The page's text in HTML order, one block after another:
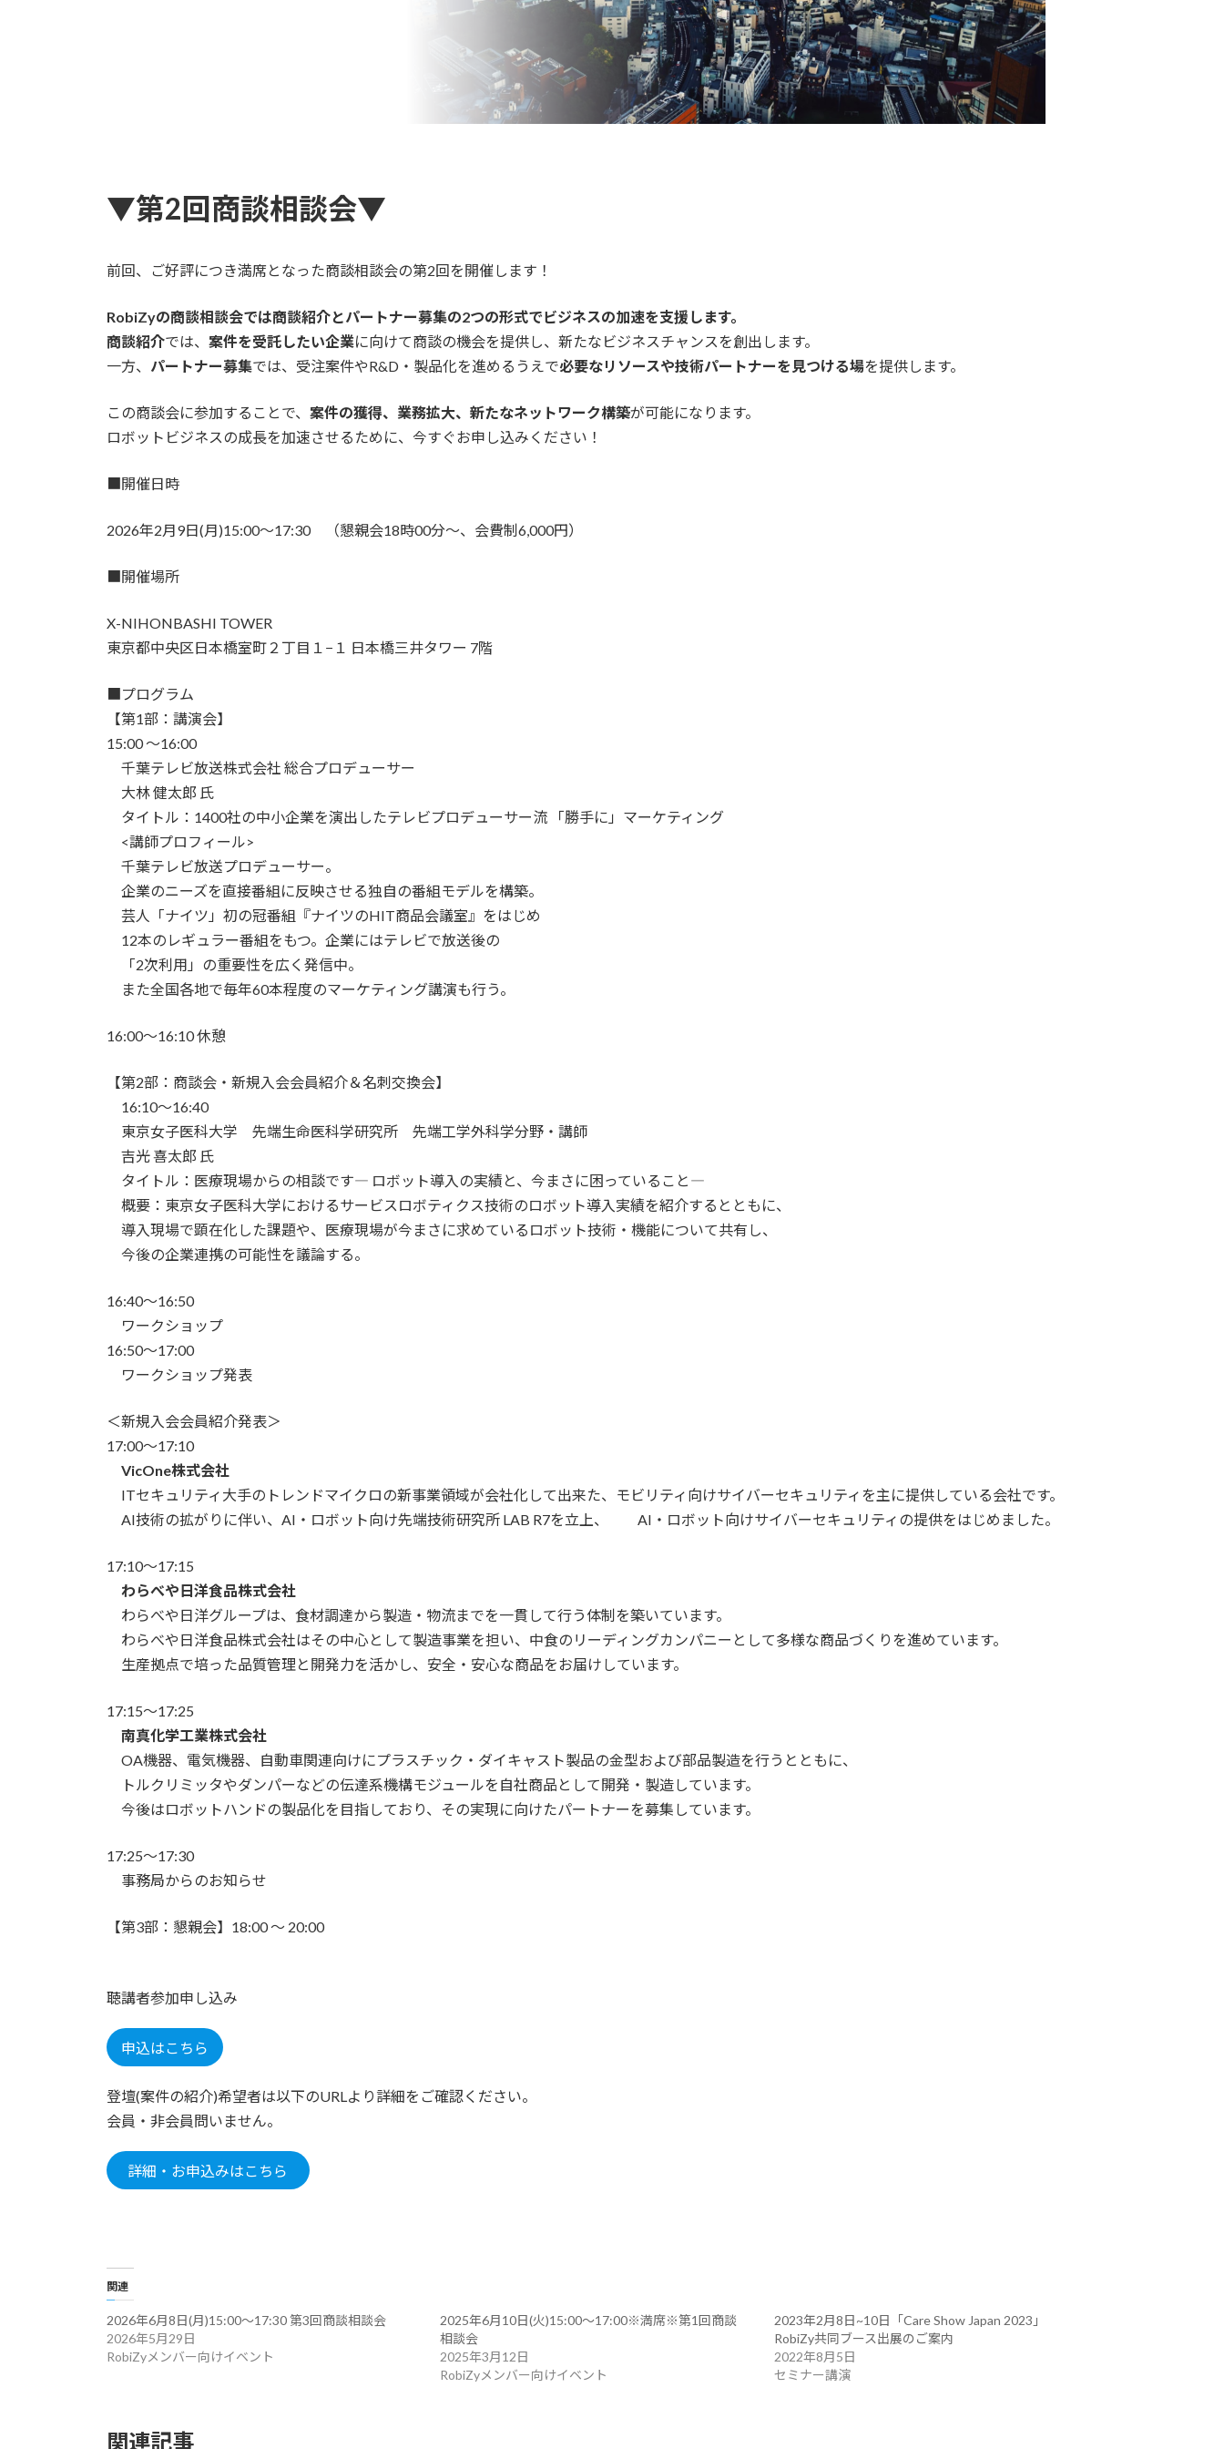
▼第2回商談相談会▼
前回、ご好評につき満席となった商談相談会の第2回を開催します！
RobiZyの商談相談会では商談紹介とパートナー募集の2つの形式でビジネスの加速を支援します。
商談紹介では、 案件を受託したい企業に向けて商談の機会を提供し、新たなビジネスチャンスを創出します。
一方、 パートナー募集では、受注案件やR&D・製品化を進めるうえで必要なリソースや技術パートナーを見つける場を提供します。
この商談会に参加することで、 案件の獲得、業務拡大、新たなネットワーク構築が可能になります。
ロボットビジネスの成長を加速させるために、今すぐお申し込みください！
■開催日時
2026年2月9日(月)15:00～17:30 （懇親会18時00分〜、会費制6,000円）
■開催場所
X-NIHONBASHI TOWER
東京都中央区日本橋室町２丁目１−１ 日本橋三井タワー 7階
■プログラム
【第1部：講演会】
15:00 ～16:00
千葉テレビ放送株式会社 総合プロデューサー
大林 健太郎 氏
タイトル：1400社の中小企業を演出したテレビプロデューサー流 「勝手に」マーケティング
<講師プロフィール>
千葉テレビ放送プロデューサー。
企業のニーズを直接番組に反映させる独自の番組モデルを構築。
芸人「ナイツ」初の冠番組『ナイツのHIT商品会議室』をはじめ
12本のレギュラー番組をもつ。企業にはテレビで放送後の
「2次利用」の重要性を広く発信中。
また全国各地で毎年60本程度のマーケティング講演も行う。
16:00～16:10 休憩
【第2部：商談会・新規入会会員紹介＆名刺交換会】
16:10～16:40
東京女子医科大学 先端生命医科学研究所 先端工学外科学分野・講師
吉光 喜太郎 氏
タイトル：医療現場からの相談です― ロボット導入の実績と、今まさに困っていること―
概要：東京女子医科大学におけるサービスロボティクス技術のロボット導入実績を紹介するとともに、
導入現場で顕在化した課題や、医療現場が今まさに求めているロボット技術・機能について共有し、
今後の企業連携の可能性を議論する。
16:40～16:50
ワークショップ
16:50～17:00
ワークショップ発表
＜新規入会会員紹介発表＞
17:00～17:10
VicOne株式会社
ITセキュリティ大手のトレンドマイクロの新事業領域が会社化して出来た、モビリティ向けサイバーセキュリティを主に提供している会社です。
AI技術の拡がりに伴い、AI・ロボット向け先端技術研究所 LAB R7を立上、 AI・ロボット向けサイバーセキュリティの提供をはじめました。
17:10～17:15
わらべや日洋食品株式会社
わらべや 日洋グループは、食材調達から製造・ 物流までを一貫して行う体制を築いています。
わらべや 日洋食品株式会社はその中心として製造事業を担い、中食のリーディングカンパニーとして多様な商品づくりを進めてい ます。
生産拠点で培った品質管理と開発力を活かし、安全・ 安心な商品をお届けしています。
17:15～17:25
南真化学工業株式会社
OA機器、電気機器、自動車関連向けにプラスチック・ダイキャス ト製品の金型および部品製造を行うとともに、
トルクリミッタやダンパーなどの伝達系機構モジュールを自社商品として開発・製造しています。
今後はロボットハンドの製品化を目指しており、その実現に向けたパートナーを募集しています。
17:25～17:30
事務局からのお知らせ
【第3部：懇親会】18:00 ～ 20:00
聴講者参加申し込み
申込はこちら
登壇(案件の紹介)希望者は以下のURLより詳細をご確認ください。
会員・非会員問いません。
詳細・お申込みはこちら
関連
2026年6月8日(月)15:00～17:30 第3回商談相談会
2026年5月29日
RobiZyメンバー向けイベント
2025年6月10日(火)15:00～17:00※満席※第1回商談
相談会
2025年3月12日
RobiZyメンバー向けイベント
2023年2月8日~10日「Care Show Japan 2023」
RobiZy共同ブース出展のご案内
2022年8月5日
セミナー講演
関連記事